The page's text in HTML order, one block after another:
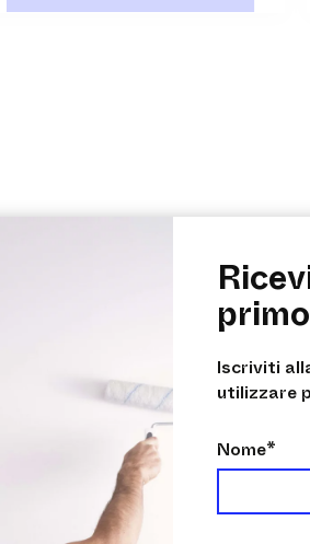
Iscriviti
utilizzare
Nome*